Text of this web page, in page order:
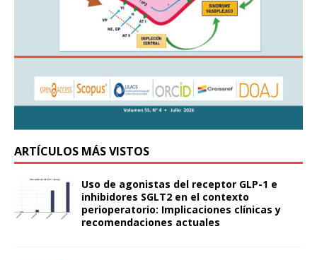
ARTÍCULOS MÁS VISTOS
Uso de agonistas del receptor GLP-1 e
inhibidores SGLT2 en el contexto
perioperatorio: Implicaciones clínicas y
recomendaciones actuales